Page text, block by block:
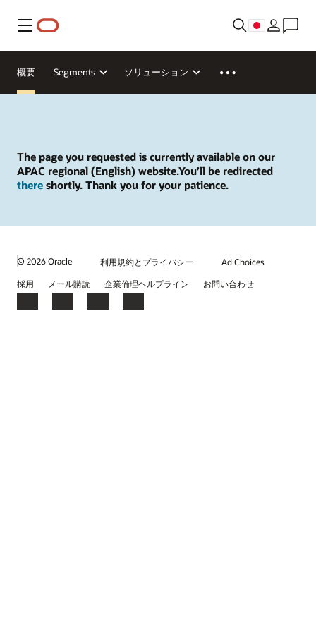
メニュー
概要 Segments ソリューション
The page you requested is currently available on our
APAC regional (English) website.You’ll be redirected
there shortly. Thank you for your patience.
© 2026 Oracle 利用規約とプライバシー
Ad Choices
採用
メール購読 企業倫理ヘルプライン お問い合わせ
Facebook
X LinkedInYouTube